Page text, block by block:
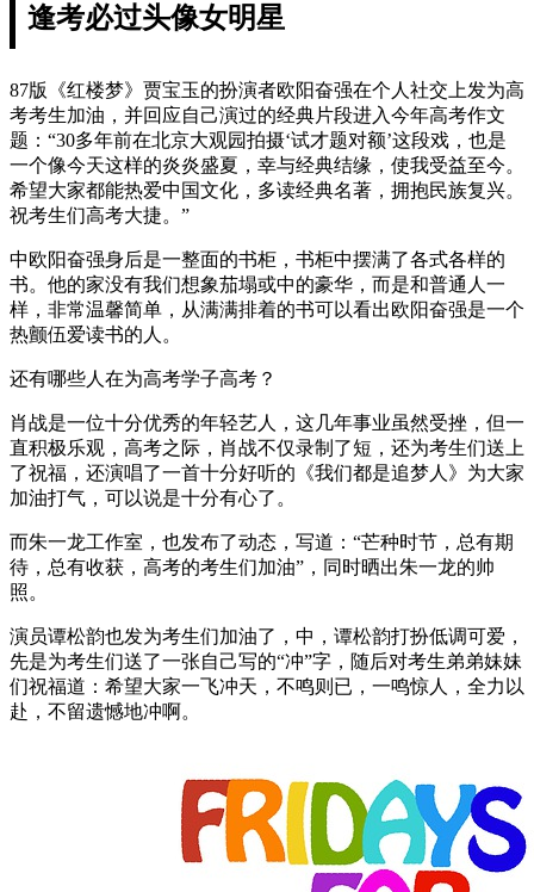
逢考必过头像女明星
87版《红楼梦》贾宝玉的扮演者欧阳奋强在个人社交上发为高
考考生加油，并回应自己演过的经典片段进入今年高考作文
题：“30多年前在北京大观园拍摄‘试才题对额’这段戏，也是
一个像今天这样的炎炎盛夏，幸与经典结缘，使我受益至今。
希望大家都能热爱中国文化，多读经典名著，拥抱民族复兴。
祝考生们高考大捷。”
中欧阳奋强身后是一整面的书柜，书柜中摆满了各式各样的
书。他的家没有我们想象茄塌或中的豪华，而是和普通人一
样，非常温馨简单，从满满排着的书可以看出欧阳奋强是一个
热颤伍爱读书的人。
还有哪些人在为高考学子高考？
肖战是一位十分优秀的年轻艺人，这几年事业虽然受挫，但一
直积极乐观，高考之际，肖战不仅录制了短，还为考生们送上
了祝福，还演唱了一首十分好听的《我们都是追梦人》为大家
加油打气，可以说是十分有心了。
而朱一龙工作室，也发布了动态，写道：“芒种时节，总有期
待，总有收获，高考的考生们加油”，同时晒出朱一龙的帅
照。
演员谭松韵也发为考生们加油了，中，谭松韵打扮低调可爱，
先是为考生们送了一张自己写的“冲”字，随后对考生弟弟妹妹
们祝福道：希望大家一飞冲天，不鸣则已，一鸣惊人，全力以
赴，不留遗憾地冲啊。